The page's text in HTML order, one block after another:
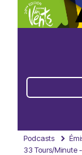
Podcasts
33 Tours/Minute